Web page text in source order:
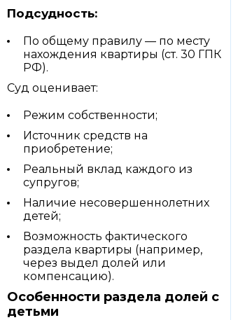
Подсудность:
По общему правилу — по месту
нахождения квартиры (ст. 30 ГПК
РФ).
Суд оценивает:
Режим собственности;
Источник средств на
приобретение;
Реальный вклад каждого из
супругов;
Наличие несовершеннолетних
детей;
Возможность фактического
раздела квартиры (например,
через выдел долей или
компенсацию).
Особенности раздела долей с
детьми